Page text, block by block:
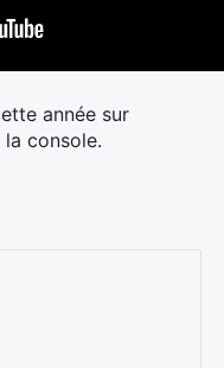
année sur
la console.